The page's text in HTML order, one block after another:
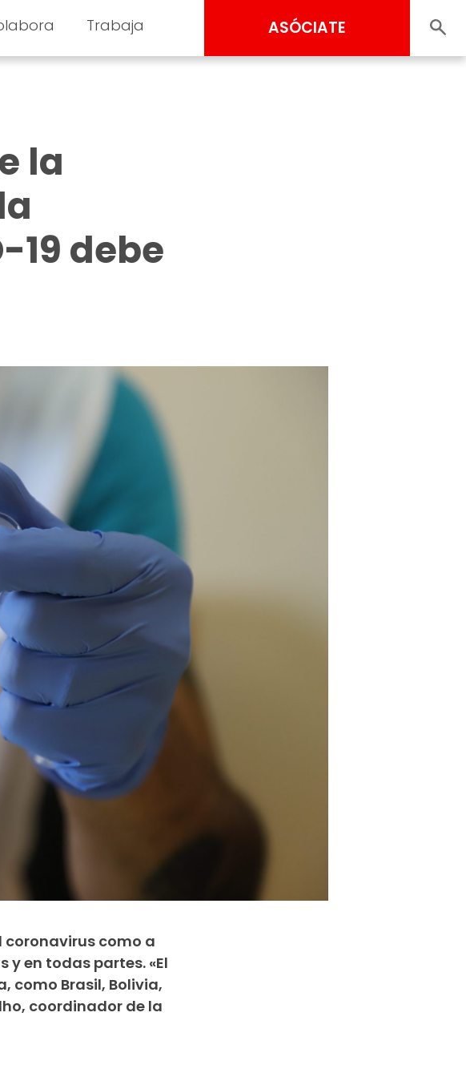
Trabaja ASÓCIATE
la
19 debe
coronavirus como a
y en todas partes. «El
como Brasil, Bolivia,
coordinador de la